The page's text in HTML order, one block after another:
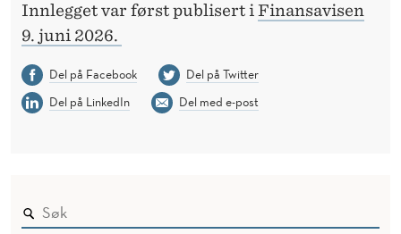
Innlegget var først publisert iFinansavisen
9. juni 2026.
Del på Facebook
Del på Twitter
Del på LinkedIn
Del med e-post